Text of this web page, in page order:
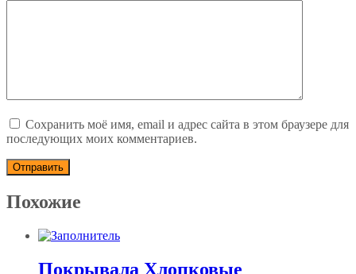
Сохранить моё имя, email и адрес сайта в этом браузере для
последующих моих комментариев.
Похожие
Покрывала Хлопковые